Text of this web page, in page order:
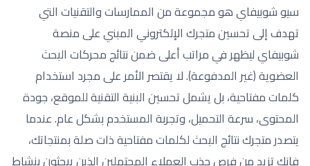
سيو شوبيفاي هو مجموعة من الممارسات والتقنيات التي
تهدف إلى تحسين متجرك الإلكتروني المبني على منصة
شوبيفاي ليظهر في مراتب أعلى ضمن نتائج محركات البحث
العضوية (غير المدفوعة). لا يقتصر الأمر على مجرد استخدام
كلمات مفتاحية، بل يشمل تحسين البنية التقنية للموقع، جودة
المحتوى، سرعة التحميل، وتجربة المستخدم بشكل عام. عندما
يتصدر متجرك نتائج البحث لكلمات مفتاحية ذات صلة بمنتجاتك،
فإنك تزيد من فرص جذب العملاء المحتملين الذين يبحثون بنشاط